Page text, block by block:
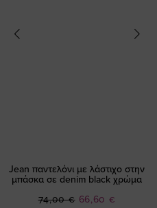
Jean παντελόνι με λάστιχο στην
μπάσκα σε denim black χρώμα
Ειδική
66,60 €
74,00 €